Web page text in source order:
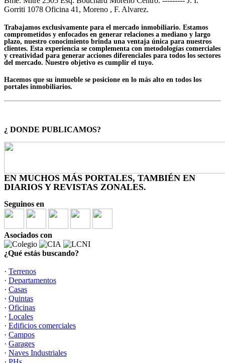
Gorriti 1078 Oficina 41, Moreno , F. Alvarez.
Trabajamos exclusivamente para el mercado inmobiliario. Estamos
comprometidos y enfocados en generar relaciones a mediano y largo
plazo, nuestro conocimiento brinda una ventaja única para nuestros
clientes. Esta experiencia se complementa con metodologías comerciales
y creatividad para generar acciones diferenciales para todos los sectores
del mercado. Nuestro objetivo es cumplir el tuyo.
Hacemos que su inmueble se posicione en lo más alto en todos los
portales inmobiliarios.
¿ DONDE PUBLICAMOS?
EN MUCHOS MÁS PORTALES, TAMBIÉN EN
DIARIOS Y REVISTAS ZONALES.
Seguinos en
Asociados con
¿Qué estás buscando?
· Terrenos
· Departamentos
· Casas
· Quintas
· Oficinas
· Locales
· Edificios comerciales
· Campos
· Garages
· Naves Industriales